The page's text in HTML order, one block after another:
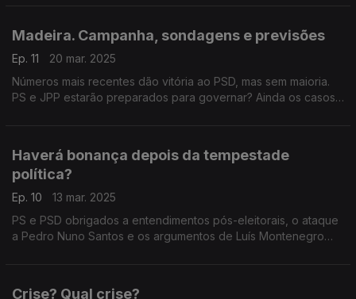
Madeira. Campanha, sondagens e previsões
Ep. 11
20 mar. 2025
Números mais recentes dão vitória ao PSD, mas sem maioria.
PS e JPP estarão preparados para governar? Ainda os casos
Haverá bonança depois da tempestade
política?
Ep. 10
13 mar. 2025
PS e PSD obrigados a entendimentos pós-eleitorais, o ataque
a Pedro Nuno Santos e os argumentos de Luís Montenegro
Crise? Qual crise?